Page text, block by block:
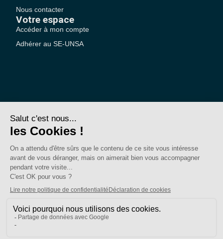
Nous contacter
Votre espace
Accéder à mon compte
Adhérer au SE-UNSA
SE-Unsa est un syndicat de l’UNSA
Politique de confidentialité